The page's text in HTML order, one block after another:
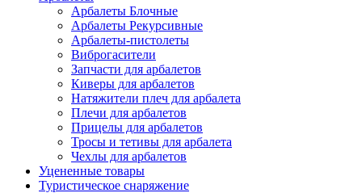
Арбалеты Блочные
Арбалеты Рекурсивные
Арбалеты-пистолеты
Виброгасители
Запчасти для арбалетов
Киверы для арбалетов
Натяжители плеч для арбалета
Плечи для арбалетов
Прицелы для арбалетов
Тросы и тетивы для арбалета
Чехлы для арбалетов
Уцененные товары
Туристическое снаряжение